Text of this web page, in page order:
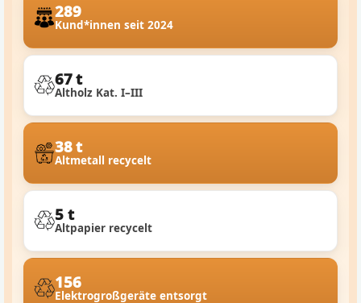
289
Kund*innen seit 2024
67 t
Altholz Kat. I–III
38 t
Altmetall recycelt
5 t
Altpapier recycelt
156
Elektrogroßgeräte entsorgt